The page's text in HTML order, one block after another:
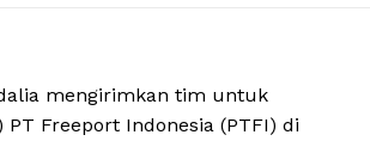
mengirimkan tim untuk
Freeport Indonesia (PTFI) di